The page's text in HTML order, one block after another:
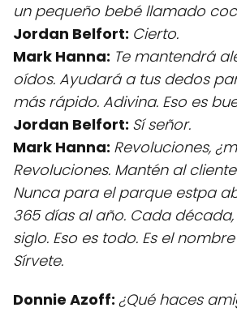
un pequeño bebé llamado
Jordan Belfort: Cierto.
Mark Hanna: Te mantendrá
oídos. Ayudará a tus dedos
más rápido. Adivina. Eso es
Jordan Belfort: Sí señor.
Mark Hanna: Revoluciones,
Revoluciones. Mantén al
Nunca para el parque estpa
365 días al año. Cada
siglo. Eso es todo. Es el
Sírvete.
Donnie Azoff: ¿Qué haces